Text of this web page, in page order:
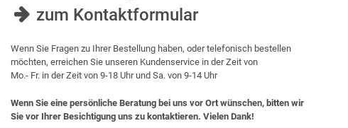
zum Kontaktformular
Wenn Sie Fragen zu Ihrer Bestellung haben, oder telefonisch bestellen
möchten, erreichen Sie unseren Kundenservice in der Zeit von
Mo.- Fr. in der Zeit von 9-18 Uhr und Sa. von 9-14 Uhr
Wenn Sie eine persönliche Beratung bei uns vor Ort wünschen, bitten wir
Sie vor Ihrer Besichtigung uns zu kontaktieren. Vielen Dank!